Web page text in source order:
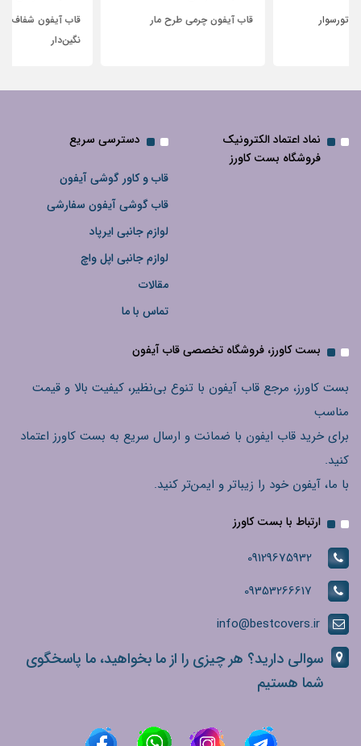
قاب آیفون چرمی طرح مار
قاب آیفون شفاف با پاپیون سفید و
نماد اعتماد الکترونیک
فروشگاه بست کاورز
دسترسی سریع
قاب و کاور گوشی آیفون
قاب گوشی آیفون سفارشی
لوازم جانبی ایرپاد
لوازم جانبی اپل واچ
مقالات
تماس با ما
بست کاورز، فروشگاه تخصصی قاب آیفون
بست کاورز، مرجع قاب آیفون با تنوع بی‌نظیر، کیفیت بالا و قیمت
مناسب
برای خرید قاب ایفون با ضمانت و ارسال سریع به بست کاورز اعتماد
کنید.
با ما، آیفون خود را زیباتر و ایمن‌تر کنید.
ارتباط با بست کاورز
09129675932
09353266617
info@bestcovers.ir
سوالی دارید؟ هر چیزی را از ما بخواهید، ما پاسخگوی
شما هستیم